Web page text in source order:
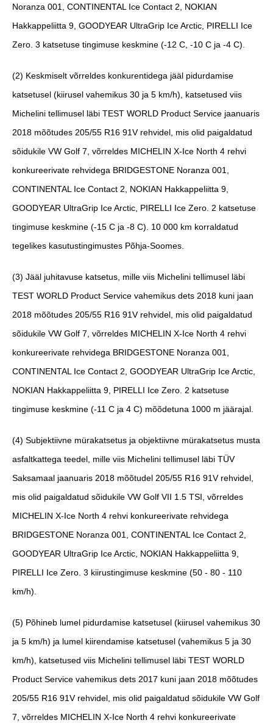
Noranza 001, CONTINENTAL Ice Contact 2, NOKIAN
Hakkappeliitta 9, GOODYEAR UltraGrip Ice Arctic, PIRELLI Ice
Zero. 3 katsetuse tingimuse keskmine (-12 C, -10 C ja -4 C).
(2) Keskmiselt võrreldes konkurentidega jääl pidurdamise
katsetusel (kiirusel vahemikus 30 ja 5 km/h), katsetused viis
Michelini tellimusel läbi TEST WORLD Product Service jaanuaris
2018 mõõtudes 205/55 R16 91V rehvidel, mis olid paigaldatud
sõidukile VW Golf 7, võrreldes MICHELIN X-Ice North 4 rehvi
konkureerivate rehvidega BRIDGESTONE Noranza 001,
CONTINENTAL Ice Contact 2, NOKIAN Hakkappeliitta 9,
GOODYEAR UltraGrip Ice Arctic, PIRELLI Ice Zero. 2 katsetuse
tingimuse keskmine (-15 C ja -8 C). 10 000 km korraldatud
tegelikes kasutustingimustes Põhja-Soomes.
(3) Jääl juhitavuse katsetus, mille viis Michelini tellimusel läbi
TEST WORLD Product Service vahemikus dets 2018 kuni jaan
2018 mõõtudes 205/55 R16 91V rehvidel, mis olid paigaldatud
sõidukile VW Golf 7, võrreldes MICHELIN X-Ice North 4 rehvi
konkureerivate rehvidega BRIDGESTONE Noranza 001,
CONTINENTAL Ice Contact 2, GOODYEAR UltraGrip Ice Arctic,
NOKIAN Hakkappeliitta 9, PIRELLI Ice Zero. 2 katsetuse
tingimuse keskmine (-11 C ja 4 C) mõõdetuna 1000 m jäärajal.
(4) Subjektiivne mürakatsetus ja objektiivne mürakatsetus musta
asfaltkattega teedel, mille viis Michelini tellimusel läbi TÜV
Saksamaal jaanuaris 2018 mõõtudel 205/55 R16 91V rehvidel,
mis olid paigaldatud sõidukile VW Golf VII 1.5 TSI, võrreldes
MICHELIN X-Ice North 4 rehvi konkureerivate rehvidega
BRIDGESTONE Noranza 001, CONTINENTAL Ice Contact 2,
GOODYEAR UltraGrip Ice Arctic, NOKIAN Hakkappeliitta 9,
PIRELLI Ice Zero. 3 kiirustingimuse keskmine (50 - 80 - 110
km/h).
(5) Põhineb lumel pidurdamise katsetusel (kiirusel vahemikus 30
ja 5 km/h) ja lumel kiirendamise katsetusel (vahemikus 5 ja 30
km/h), katsetused viis Michelini tellimusel läbi TEST WORLD
Product Service vahemikus dets 2017 kuni jaan 2018 mõõtudes
205/55 R16 91V rehvidel, mis olid paigaldatud sõidukile VW Golf
7, võrreldes MICHELIN X-Ice North 4 rehvi konkureerivate